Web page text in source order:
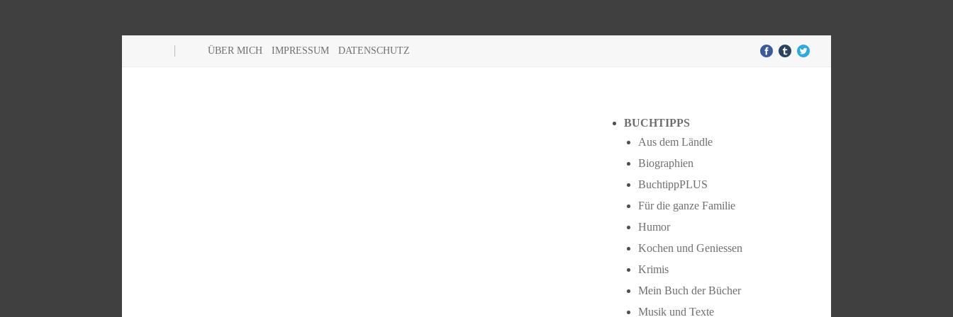
ÜBER MICH IMPRESSUM DATENSCHUTZ
BUCHTIPPS
Aus dem Ländle
Biographien
BuchtippPLUS
Für die ganze Familie
Humor
Kochen und Geniessen
Krimis
Mein Buch der Bücher
Musik und Texte